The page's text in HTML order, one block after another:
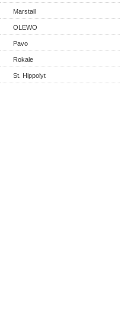
Marstall
OLEWO
Pavo
Rokale
St. Hippolyt